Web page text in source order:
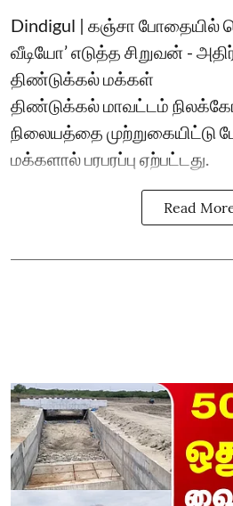
Dindigul | கஞ்சா போதையில்
வீடியோ’ எடுத்த சிறுவன் -
திண்டுக்கல் மக்கள்
திண்டுக்கல் மாவட்டம்
நிலையத்தை முற்றுகையிட்டு
மக்களால் பரபரப்பு ஏற்பட்டது.
Read